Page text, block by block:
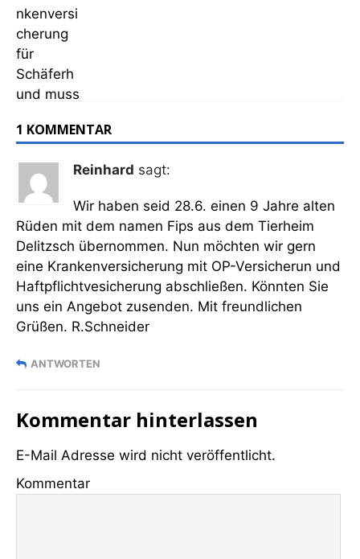
1 KOMMENTAR
Reinhard sagt:
Wir haben seid 28.6. einen 9 Jahre alten
Rüden mit dem namen Fips aus dem Tierheim
Delitzsch übernommen. Nun möchten wir gern
eine Krankenversicherung mit OP-Versicherun und
Haftpflichtvesicherung abschließen. Könnten Sie
uns ein Angebot zusenden. Mit freundlichen
Grüßen. R.Schneider
ANTWORTEN
Kommentar hinterlassen
E-Mail Adresse wird nicht veröffentlicht.
Kommentar